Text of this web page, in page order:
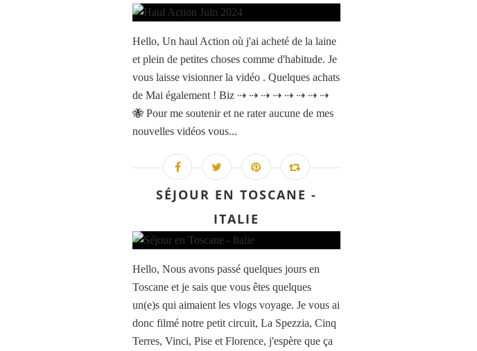
Hello, Un haul Action où j'ai acheté de la laine
et plein de petites choses comme d'habitude. Je
vous laisse visionner la vidéo . Quelques achats
de Mai également ! Biz ⇢ ⇢ ⇢ ⇢ ⇢ ⇢ ⇢ ⇢
🐝 Pour me soutenir et ne rater aucune de mes
nouvelles vidéos vous...
SÉJOUR EN TOSCANE -
ITALIE
Hello, Nous avons passé quelques jours en
Toscane et je sais que vous êtes quelques
un(e)s qui aimaient les vlogs voyage. Je vous ai
donc filmé notre petit circuit, La Spezzia, Cinq
Terres, Vinci, Pise et Florence, j'espère que ça